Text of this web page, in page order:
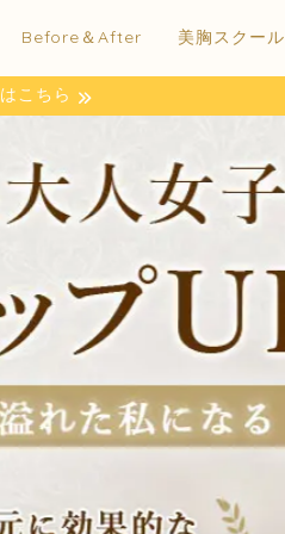
Before＆After 美胸スクール
こちら